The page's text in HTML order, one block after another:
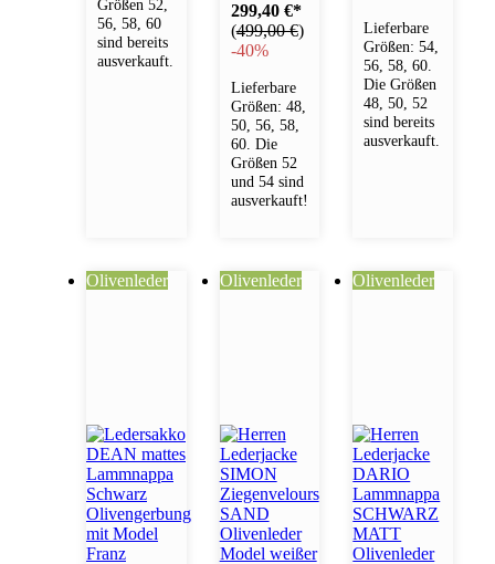
Größen 52,
56, 58, 60
sind bereits
ausverkauft.
299,40 €*
(499,00 €)
-40%
Lieferbare
Größen: 48,
50, 56, 58,
60. Die
Größen 52
und 54 sind
ausverkauft!
Lieferbare
Größen: 54,
56, 58, 60.
Die Größen
48, 50, 52
sind bereits
ausverkauft.
Olivenleder Olivenleder Olivenleder